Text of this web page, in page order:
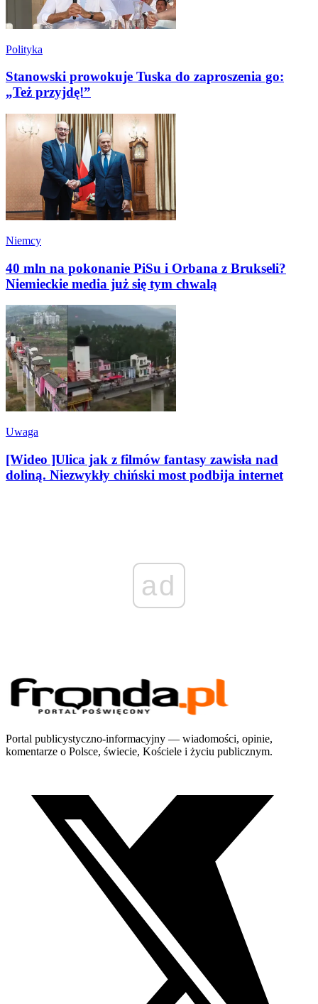
Polityka
Stanowski prowokuje Tuska do zaproszenia go:
„Też przyjdę!”
Niemcy
40 mln na pokonanie PiSu i Orbana z Brukseli?
Niemieckie media już się tym chwalą
Uwaga
[Wideo ]Ulica jak z filmów fantasy zawisła nad
doliną. Niezwykły chiński most podbija internet
ad
Portal publicystyczno-informacyjny — wiadomości, opinie,
komentarze o Polsce, świecie, Kościele i życiu publicznym.